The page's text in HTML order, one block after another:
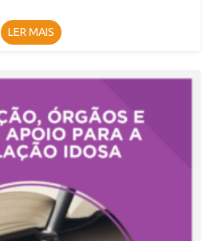
LER MAIS